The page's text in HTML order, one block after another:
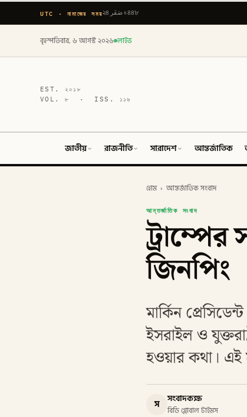
UTC · নামাজের সময় ২৪ صَفَر ১৪৪৮
বৃহস্পতিবার, ৬ আগস্ট ২০২৬ লাইভ
EST.২০১৮
VOL.৮ · ISS. ১১৬
জাতীয় রাজনীতি সারাদেশ আন্তর্জাতিক
হোম › আন্তর্জাতিক সংবাদ
আন্তর্জাতিক সংবাদ
জিনপিং
মার্কিন
ইসরাইল ও
হওয়ার কথা।
স সংবাদকক্ষ
বিডি গ্লোবাল টাইমস